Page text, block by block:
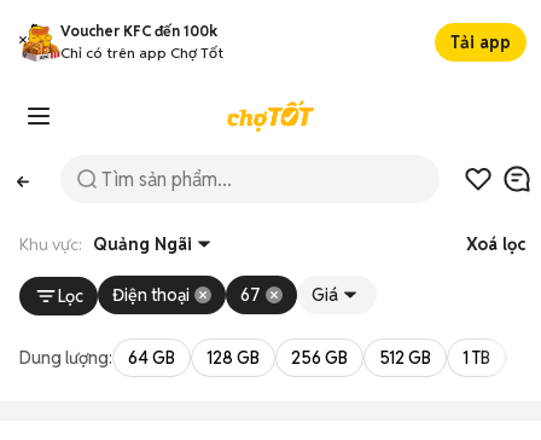
Voucher KFC đến 100k
Chỉ có trên app Chợ Tốt
Tải app
Khu vực: Quảng Ngãi Xoá lọc
Lọc Điện thoại 67 Giá
Dung lượng: 64 GB 128 GB 256 GB 512 GB 1 TB